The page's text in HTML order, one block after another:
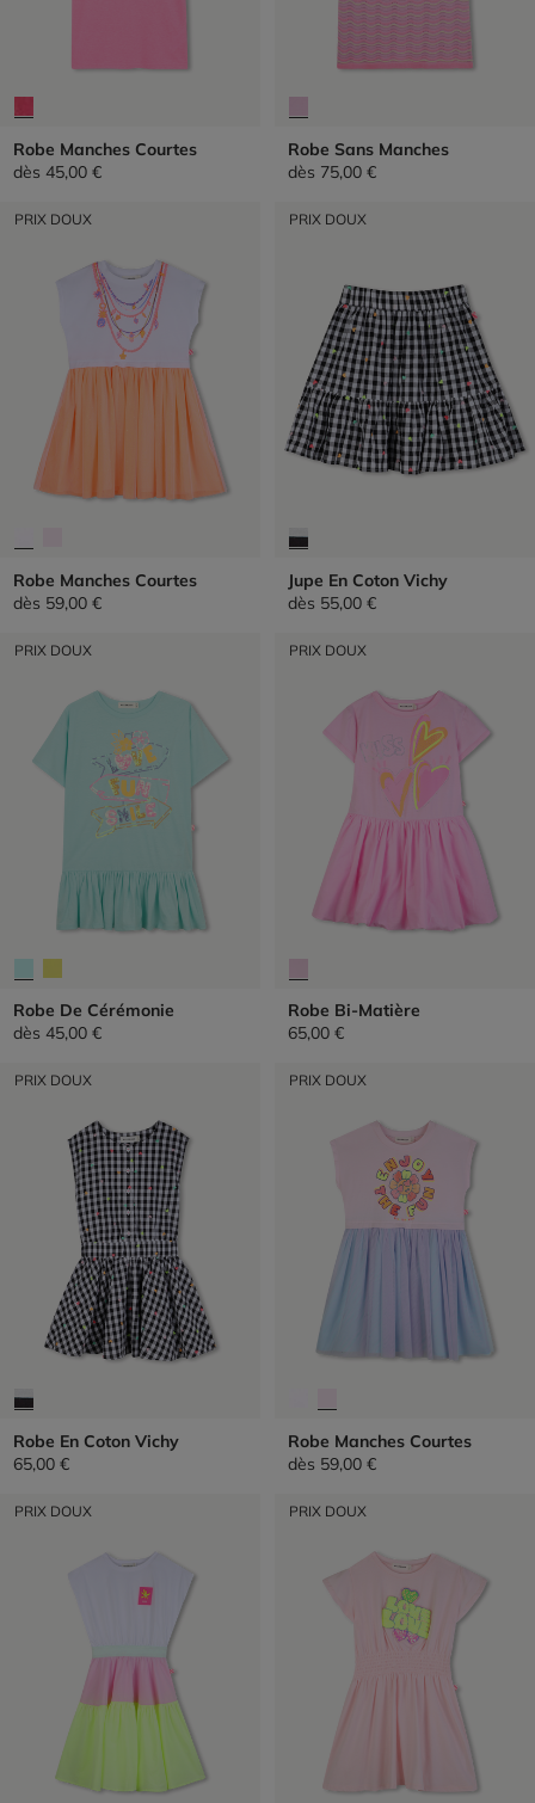
Robe Manches Courtes
dès 45,00 €
Robe Sans Manches
dès 75,00 €
PRIX DOUX
Robe Manches Courtes
dès 59,00 €
PRIX DOUX
Jupe En Coton Vichy
dès 55,00 €
PRIX DOUX
Robe De Cérémonie
dès 45,00 €
PRIX DOUX
Robe Bi-Matière
65,00 €
PRIX DOUX
Robe En Coton Vichy
65,00 €
PRIX DOUX
Robe Manches Courtes
dès 59,00 €
PRIX DOUX PRIX DOUX